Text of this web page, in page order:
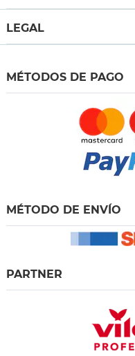
LEGAL
MÉTODOS DE PAGO
MÉTODO DE ENVÍO
PARTNER